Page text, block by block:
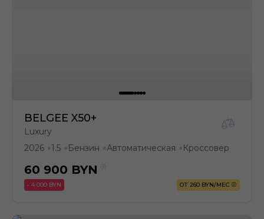
BELGEE X50+
Luxury
2026 ●1.5 ● Бензин ●Автоматическая ● Кроссовер
60 900 BYN
- 4 000 BYN ОТ 260 BYN/МЕС